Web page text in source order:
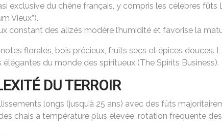
exclusive du chêne français, y compris les célèbres
Vieux”).
constant des alizés modère l’humidité et favorise la
florales, bois précieux, fruits secs et épices douces.
du monde des spiritueux (The Spirits Business).
DU TERROIR
longs (jusqu’à 25 ans) avec des fûts
chais à température plus élevée, rotation fréquente